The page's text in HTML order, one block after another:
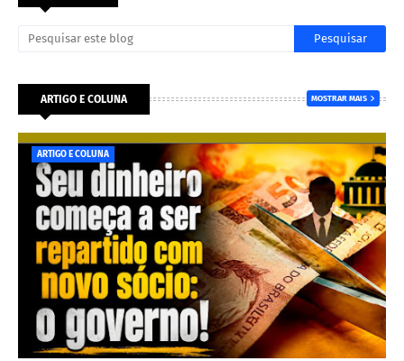
ARTIGO E COLUNA MOSTRAR MAIS
ARTIGO E COLUNA